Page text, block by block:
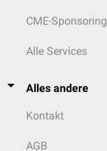
CME-Sponsoring
Alle Services
Alles andere
Kontakt
AGB